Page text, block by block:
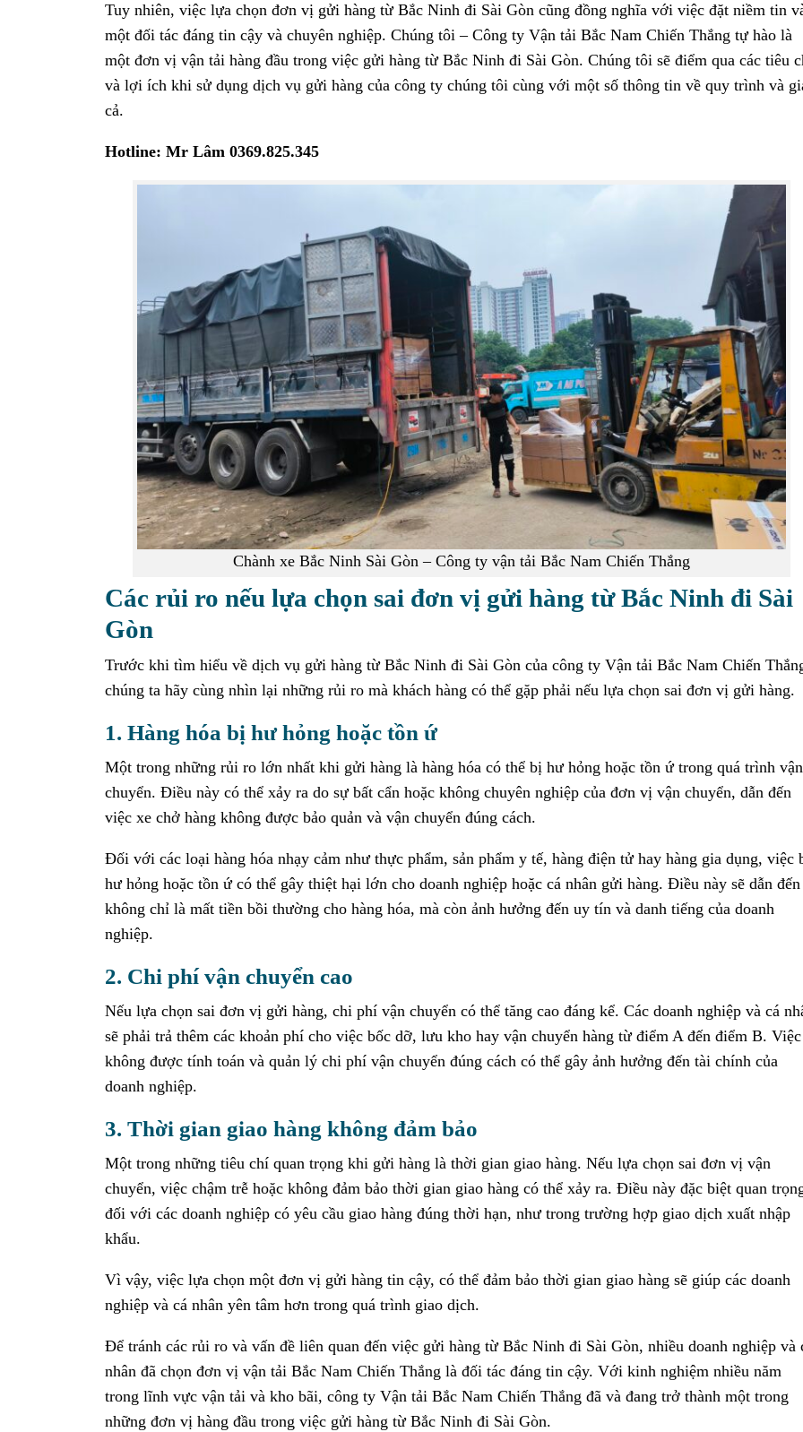
Tuy nhiên, việc lựa chọn đơn vị gửi hàng từ Bắc Ninh đi Sài Gòn cũng đồng nghĩa với việc đặt niềm tin
một đối tác đáng tin cậy và chuyên nghiệp. Chúng tôi – Công ty Vận tải Bắc Nam Chiến Thắng tự hào là
một đơn vị vận tải hàng đầu trong việc gửi hàng từ Bắc Ninh đi Sài Gòn. Chúng tôi sẽ điểm qua các tiêu
và lợi ích khi sử dụng dịch vụ gửi hàng của công ty chúng tôi cùng với một số thông tin về quy trình và
cả.
Hotline: Mr Lâm 0369.825.345
Chành xe Bắc Ninh Sài Gòn – Công ty vận tải Bắc Nam Chiến Thắng
Các rủi ro nếu lựa chọn sai đơn vị gửi hàng từ Bắc Ninh đi Sài
Gòn
Trước khi tìm hiểu về dịch vụ gửi hàng từ Bắc Ninh đi Sài Gòn của công ty Vận tải Bắc Nam Chiến
chúng ta hãy cùng nhìn lại những rủi ro mà khách hàng có thể gặp phải nếu lựa chọn sai đơn vị gửi hàng.
1. Hàng hóa bị hư hỏng hoặc tồn ứ
Một trong những rủi ro lớn nhất khi gửi hàng là hàng hóa có thể bị hư hỏng hoặc tồn ứ trong quá trình vận
chuyển. Điều này có thể xảy ra do sự bất cẩn hoặc không chuyên nghiệp của đơn vị vận chuyển, dẫn đến
việc xe chở hàng không được bảo quản và vận chuyển đúng cách.
Đối với các loại hàng hóa nhạy cảm như thực phẩm, sản phẩm y tế, hàng điện tử hay hàng gia dụng, việc
hư hỏng hoặc tồn ứ có thể gây thiệt hại lớn cho doanh nghiệp hoặc cá nhân gửi hàng. Điều này sẽ dẫn đến
không chỉ là mất tiền bồi thường cho hàng hóa, mà còn ảnh hưởng đến uy tín và danh tiếng của doanh
nghiệp.
2. Chi phí vận chuyển cao
Nếu lựa chọn sai đơn vị gửi hàng, chi phí vận chuyển có thể tăng cao đáng kể. Các doanh nghiệp và cá
sẽ phải trả thêm các khoản phí cho việc bốc dỡ, lưu kho hay vận chuyển hàng từ điểm A đến điểm B. Việc
không được tính toán và quản lý chi phí vận chuyển đúng cách có thể gây ảnh hưởng đến tài chính của
doanh nghiệp.
3. Thời gian giao hàng không đảm bảo
Một trong những tiêu chí quan trọng khi gửi hàng là thời gian giao hàng. Nếu lựa chọn sai đơn vị vận
chuyển, việc chậm trễ hoặc không đảm bảo thời gian giao hàng có thể xảy ra. Điều này đặc biệt quan
đối với các doanh nghiệp có yêu cầu giao hàng đúng thời hạn, như trong trường hợp giao dịch xuất nhập
khẩu.
Vì vậy, việc lựa chọn một đơn vị gửi hàng tin cậy, có thể đảm bảo thời gian giao hàng sẽ giúp các doanh
nghiệp và cá nhân yên tâm hơn trong quá trình giao dịch.
Để tránh các rủi ro và vấn đề liên quan đến việc gửi hàng từ Bắc Ninh đi Sài Gòn, nhiều doanh nghiệp và
nhân đã chọn đơn vị vận tải Bắc Nam Chiến Thắng là đối tác đáng tin cậy. Với kinh nghiệm nhiều năm
trong lĩnh vực vận tải và kho bãi, công ty Vận tải Bắc Nam Chiến Thắng đã và đang trở thành một trong
những đơn vị hàng đầu trong việc gửi hàng từ Bắc Ninh đi Sài Gòn.